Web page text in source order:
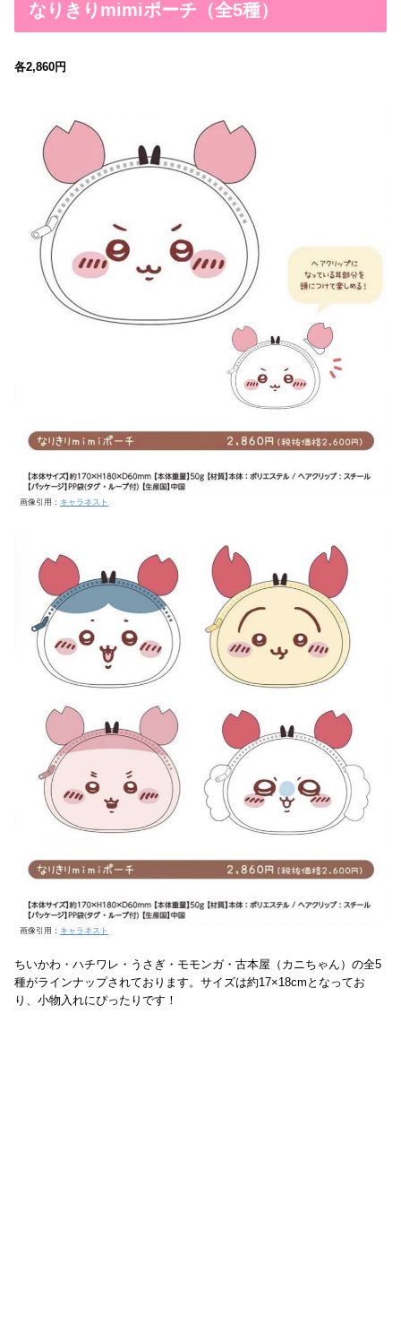
なりきりmimiポーチ（全5種）
各2,860円
画像引用： キャラネスト
画像引用： キャラネスト
ちいかわ・ハチワレ・うさぎ・モモンガ・古本屋（カニちゃん）の全5
種がラインナップされております。サイズは約17×18cmとなってお
り、小物入れにぴったりです！